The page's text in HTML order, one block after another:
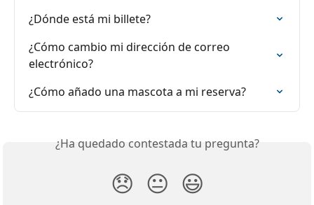
¿Dónde está mi billete?
¿Cómo cambio mi dirección de correo
electrónico?
¿Cómo añado una mascota a mi reserva?
¿Ha quedado contestada tu pregunta?
😞 😐 😃